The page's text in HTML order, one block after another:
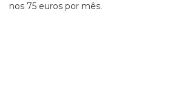
nos 75 euros por mês.